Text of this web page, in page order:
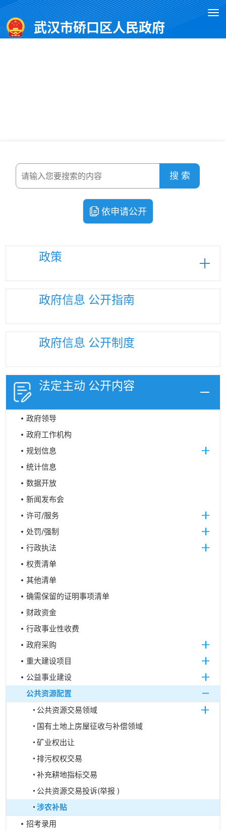
武汉市硚口区人民政府
搜 索
依申请公开
政策
政府信息 公开指南
政府信息 公开制度
法定主动 公开内容
政府领导
政府工作机构
规划信息
统计信息
数据开放
新闻发布会
许可/服务
处罚/强制
行政执法
权责清单
其他清单
确需保留的证明事项清单
财政资金
行政事业性收费
政府采购
重大建设项目
公益事业建设
公共资源配置
公共资源交易领域
国有土地上房屋征收与补偿领域
矿业权出让
排污权权交易
补充耕地指标交易
公共资源交易投诉(举报 )
涉农补贴
招考录用